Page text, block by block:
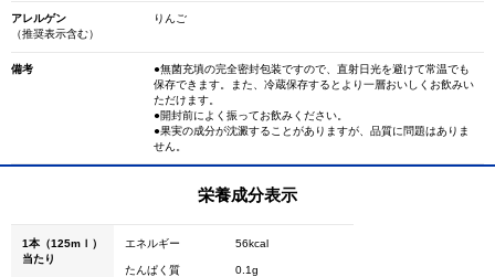
アレルゲン
（推奨表示含む）
りんご
備考
●無菌充填の完全密封包装ですので、直射日光を避けて常温でも
保存できます。また、冷蔵保存するとより一層おいしくお飲みい
ただけます。
●開封前によく振ってお飲みください。
●果実の成分が沈澱することがありますが、品質に問題はありま
せん。
栄養成分表示
1本（125mｌ）
当たり
エネルギー 56kcal
たんぱく質 0.1g